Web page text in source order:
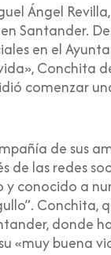
Ángel
Santander.
en el
Conchita
comenzar
de sus
de las redes
conocido a
Conchita,
donde
«muy buena